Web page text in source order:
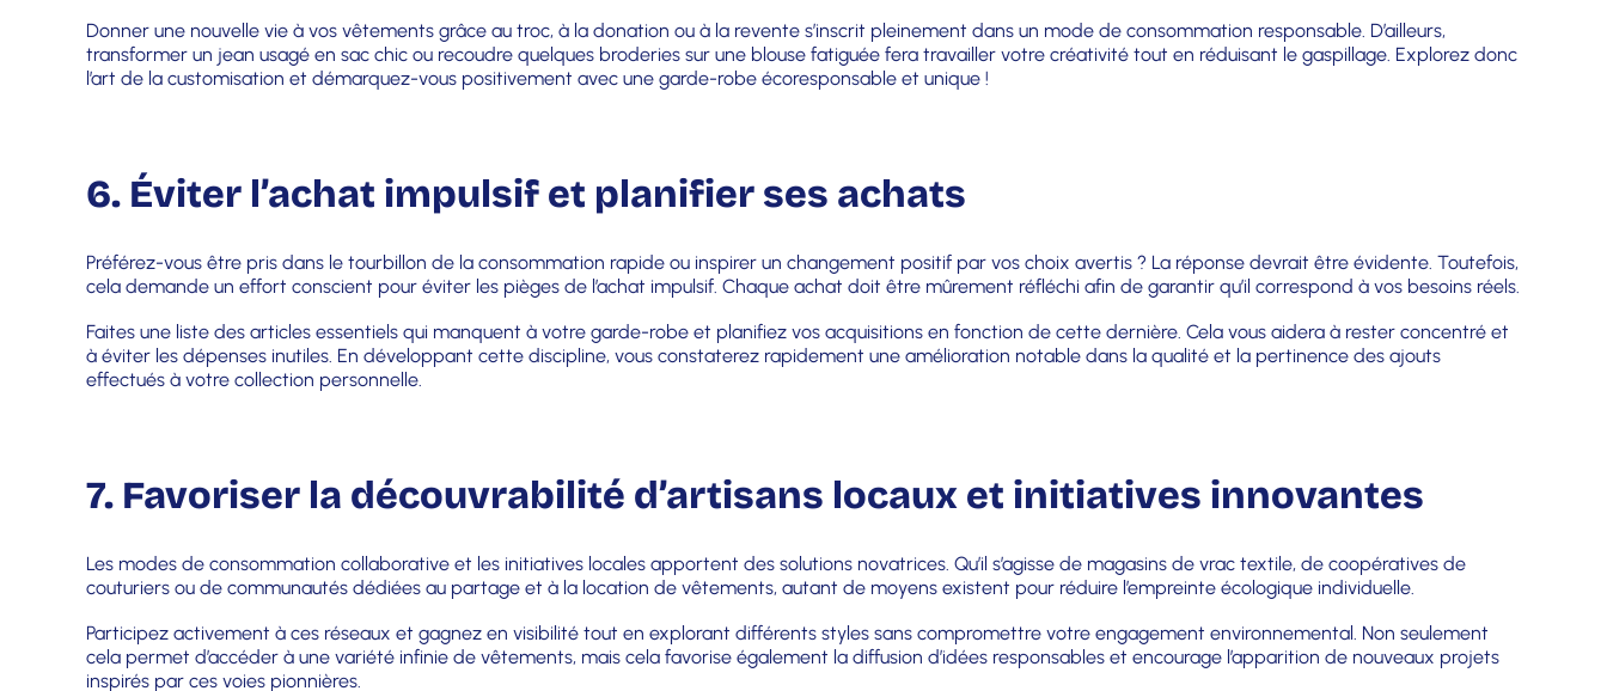
Donner une nouvelle vie à vos vêtements grâce au troc, à la donation ou à la revente s’inscrit pleinement dans un mode de consommation responsable. D’ailleurs,
transformer un jean usagé en sac chic ou recoudre quelques broderies sur une blouse fatiguée fera travailler votre créativité tout en réduisant le gaspillage. Explorez donc
l’art de la customisation et démarquez-vous positivement avec une garde-robe écoresponsable et unique !
6. Éviter l’achat impulsif et planifier ses achats
Préférez-vous être pris dans le tourbillon de la consommation rapide ou inspirer un changement positif par vos choix avertis ? La réponse devrait être évidente. Toutefois,
cela demande un effort conscient pour éviter les pièges de l’achat impulsif. Chaque achat doit être mûrement réfléchi afin de garantir qu’il correspond à vos besoins réels.
Faites une liste des articles essentiels qui manquent à votre garde-robe et planifiez vos acquisitions en fonction de cette dernière. Cela vous aidera à rester concentré et
à éviter les dépenses inutiles. En développant cette discipline, vous constaterez rapidement une amélioration notable dans la qualité et la pertinence des ajouts
effectués à votre collection personnelle.
7. Favoriser la découvrabilité d’artisans locaux et initiatives innovantes
Les modes de consommation collaborative et les initiatives locales apportent des solutions novatrices. Qu’il s’agisse de magasins de vrac textile, de coopératives de
couturiers ou de communautés dédiées au partage et à la location de vêtements, autant de moyens existent pour réduire l’empreinte écologique individuelle.
Participez activement à ces réseaux et gagnez en visibilité tout en explorant différents styles sans compromettre votre engagement environnemental. Non seulement
cela permet d’accéder à une variété infinie de vêtements, mais cela favorise également la diffusion d’idées responsables et encourage l’apparition de nouveaux projets
inspirés par ces voies pionnières.